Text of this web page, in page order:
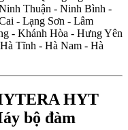
Thuận - Ninh Bình -
- Lạng Sơn - Lâm
- Khánh Hòa - Hưng Yên
Tĩnh - Hà Nam - Hà
HYT
bộ đàm